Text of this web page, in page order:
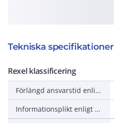
Tekniska specifikationer
Rexel klassificering
Förlängd ansvarstid enligt ALEM-09
Informationsplikt enligt REACH